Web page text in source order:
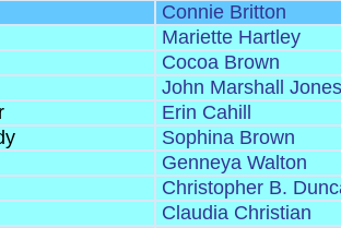
Connie Britton
Mariette Hartley
Cocoa Brown
John Marshall Jones
Erin Cahill
Sophina Brown
Genneya Walton
Christopher B.
Claudia Christian